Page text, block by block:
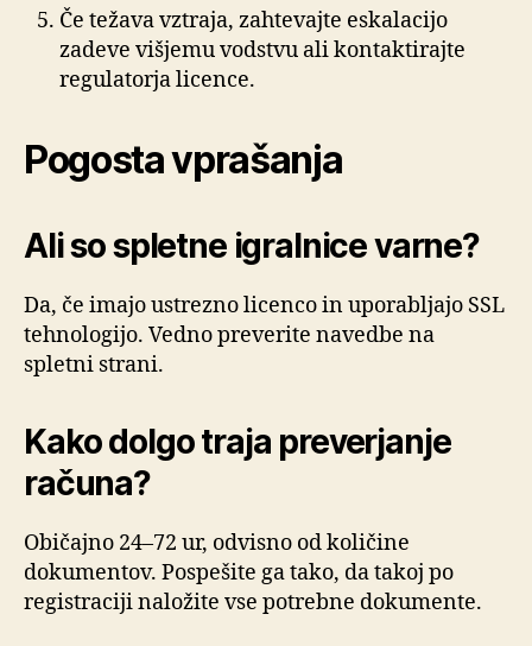
Če težava vztraja, zahtevajte eskalacijo
zadeve višjemu vodstvu ali kontaktirajte
regulatorja licence.
Pogosta vprašanja
Ali so spletne igralnice varne?
Da, če imajo ustrezno licenco in uporabljajo SSL
tehnologijo. Vedno preverite navedbe na
spletni strani.
Kako dolgo traja preverjanje
računa?
Običajno 24–72 ur, odvisno od količine
dokumentov. Pospešite ga tako, da takoj po
registraciji naložite vse potrebne dokumente.